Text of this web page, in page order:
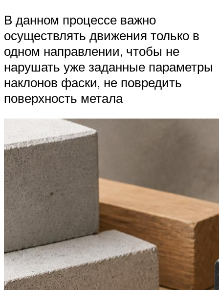
В данном процессе важно
осуществлять движения только в
одном направлении, чтобы не
нарушать уже заданные параметры
наклонов фаски, не повредить
поверхность метала